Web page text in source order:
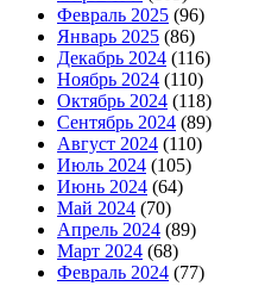
Февраль 2025 (96)
Январь 2025 (86)
Декабрь 2024 (116)
Ноябрь 2024 (110)
Октябрь 2024 (118)
Сентябрь 2024 (89)
Август 2024 (110)
Июль 2024 (105)
Июнь 2024 (64)
Май 2024 (70)
Апрель 2024 (89)
Март 2024 (68)
Февраль 2024 (77)